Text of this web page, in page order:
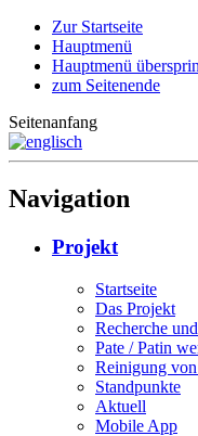
Zur Startseite
Hauptmenü
Hauptmenü
zum Seitenende
Seitenanfang
Navigation
Projekt
Startseite
Das Projekt
Recherche
Pate / Patin
Reinigung
Standpunkte
Aktuell
Mobile App